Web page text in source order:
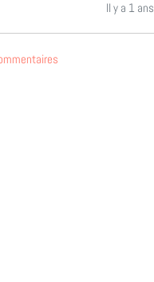
Il y a 1 ans